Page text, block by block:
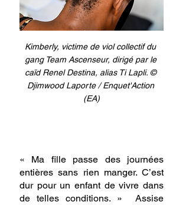
Kimberly, victime de viol collectif du
gang Team Ascenseur, dirigé par le
caïd Renel Destina, alias Ti Lapli. ©
Djimwood Laporte / Enquet'Action
(EA)
« Ma fille passe des journées
entières sans rien manger. C’est
dur pour un enfant de vivre dans
de telles conditions. »  Assise